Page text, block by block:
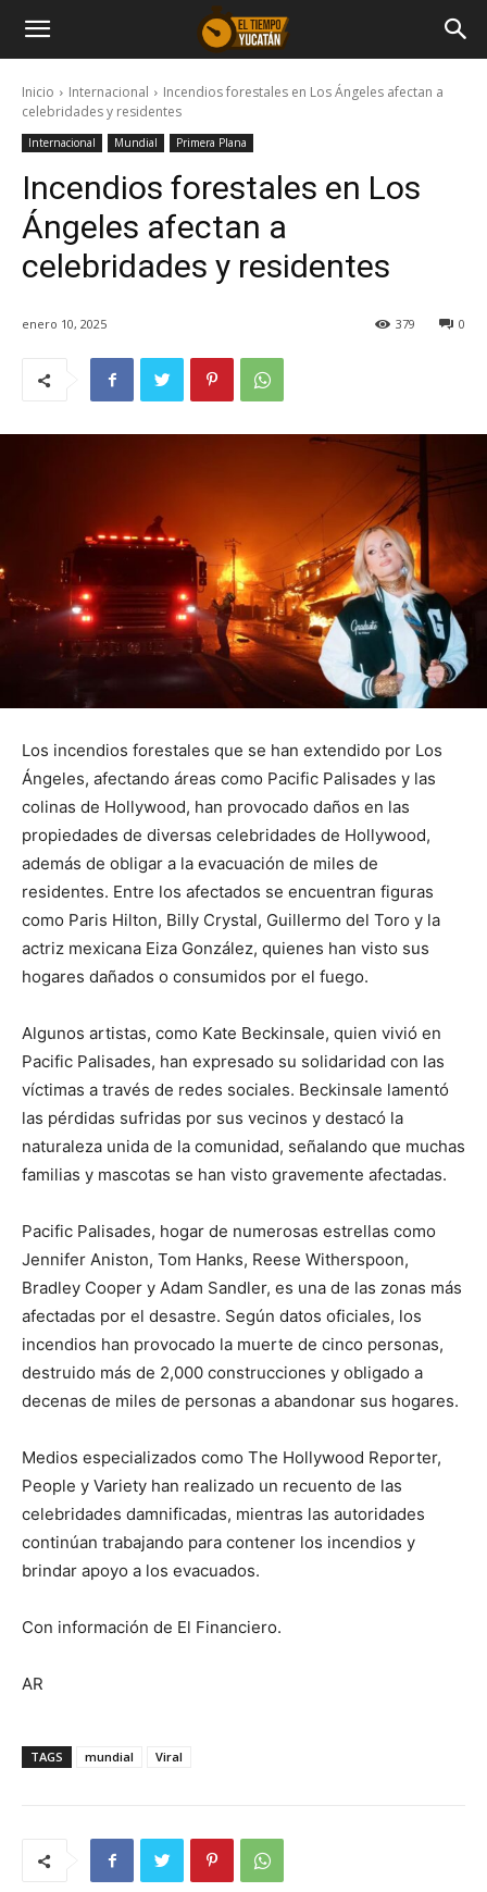
Inicio Internacional
Incendios forestales en Los Ángeles afectan a
celebridades y residentes
Internacional Mundial Primera Plana
Incendios forestales en Los
Ángeles afectan a
celebridades y residentes
enero 10, 2025 0
379
Los incendios forestales que se han extendido por Los
Ángeles, afectando áreas como Pacific Palisades y las
colinas de Hollywood, han provocado daños en las
propiedades de diversas celebridades de Hollywood,
además de obligar a la evacuación de miles de
residentes. Entre los afectados se encuentran figuras
como Paris Hilton, Billy Crystal, Guillermo del Toro y la
actriz mexicana Eiza González, quienes han visto sus
hogares dañados o consumidos por el fuego.
Algunos artistas, como Kate Beckinsale, quien vivió en
Pacific Palisades, han expresado su solidaridad con las
víctimas a través de redes sociales. Beckinsale lamentó
las pérdidas sufridas por sus vecinos y destacó la
naturaleza unida de la comunidad, señalando que muchas
familias y mascotas se han visto gravemente afectadas.
Pacific Palisades, hogar de numerosas estrellas como
Jennifer Aniston, Tom Hanks, Reese Witherspoon,
Bradley Cooper y Adam Sandler, es una de las zonas más
afectadas por el desastre. Según datos oficiales, los
incendios han provocado la muerte de cinco personas,
destruido más de 2,000 construcciones y obligado a
decenas de miles de personas a abandonar sus hogares.
Medios especializados como The Hollywood Reporter,
People y Variety han realizado un recuento de las
celebridades damnificadas, mientras las autoridades
continúan trabajando para contener los incendios y
brindar apoyo a los evacuados.
Con información de El Financiero.
AR
TAGS mundial Viral